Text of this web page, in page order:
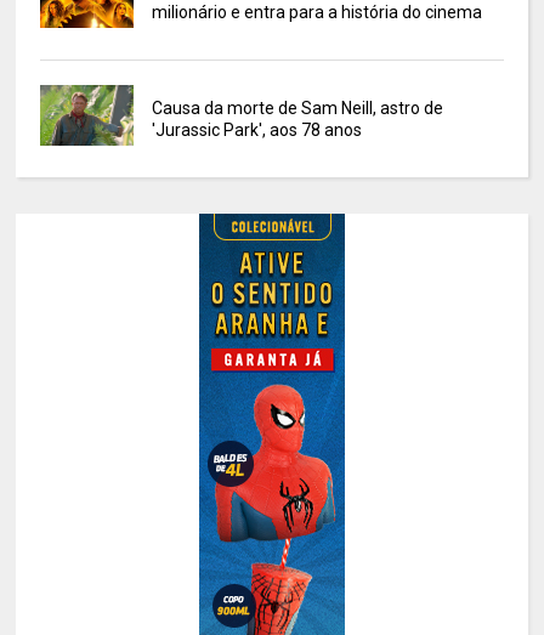
milionário e entra para a história do cinema
Causa da morte de Sam Neill, astro de
'Jurassic Park', aos 78 anos